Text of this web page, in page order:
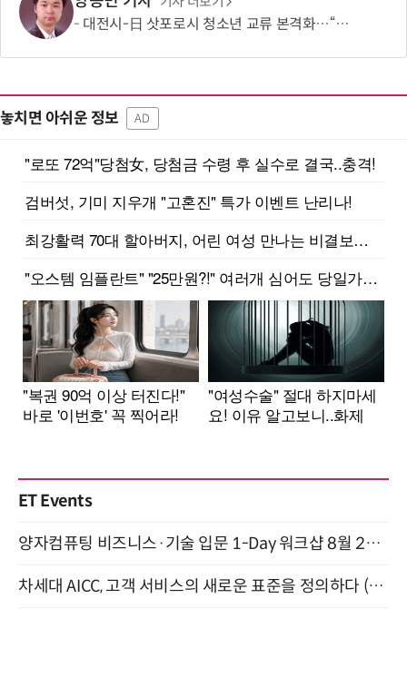
대전시-日 삿포로시 청소년 교류 본격화…“미래세대가 잇는 도시외교”
놓치면 아쉬운 정보 AD
ET Events
양자컴퓨팅 비즈니스·기술 입문 1-Day 워크샵 8월 28일 개최
차세대 AICC, 고객 서비스의 새로운 표준을 정의하다 (9/9)